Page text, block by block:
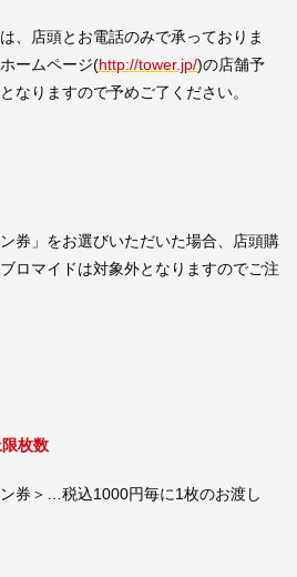
、店頭とお電話のみで承っておりま
ームページ(http://tower.jp/)の店舗予
なりますので予めご了ください。
ン券」をお選びいただいた場合、店頭購
ロマイドは対象外となりますのでご注
枚数
券＞…税込1000円毎に1枚のお渡し